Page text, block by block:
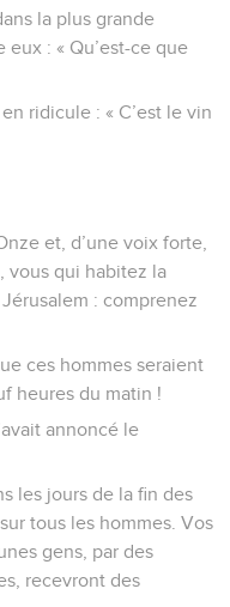
la plus grande
: « Qu’est-ce que
ridicule : « C’est le vin
et, d’une voix forte,
vous qui habitez la
: comprenez
ces hommes seraient
heures du matin !
annoncé le
les jours de la fin des
tous les hommes. Vos
gens, par des
recevront des